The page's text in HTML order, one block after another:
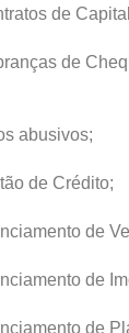
de
de
abusivos;
de Crédito;
de
de
de